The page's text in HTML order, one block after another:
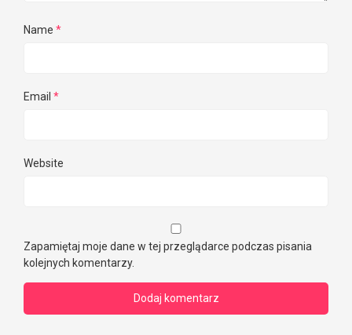
Name *
Email *
Website
Zapamiętaj moje dane w tej przeglądarce podczas pisania
kolejnych komentarzy.